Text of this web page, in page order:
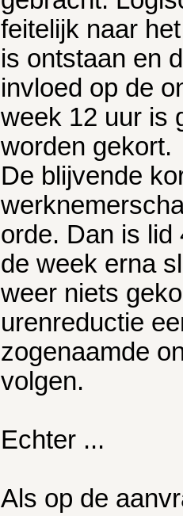
feitelijk naar
is ontstaan en
invloed op de
week 12 uur is
worden gekort.
De blijvende
orde. Dan is
de week erna
weer niets
urenreductie
zogenaamde
volgen.
Echter ...
Als op de